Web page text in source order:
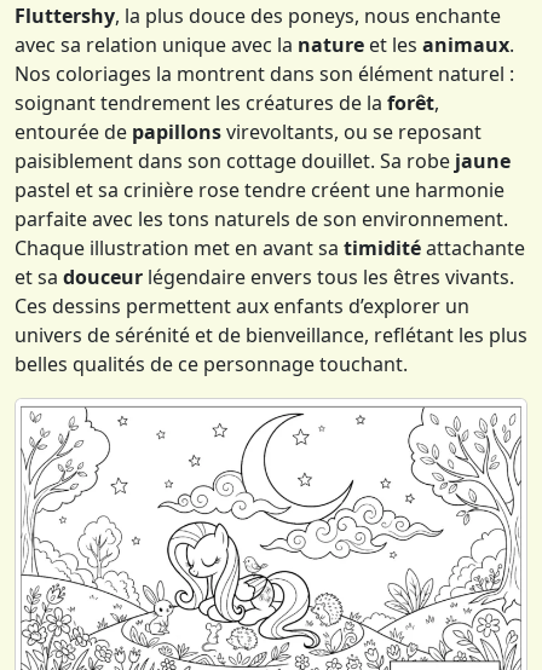
Fluttershy, la plus douce des poneys, nous enchante
avec sa relation unique avec la nature et les animaux.
Nos coloriages la montrent dans son élément naturel :
soignant tendrement les créatures de la forêt,
entourée de papillonsvirevoltants, ou se reposant
paisiblement dans son cottage douillet. Sa robe jaune
pastel et sa crinière rose tendre créent une harmonie
parfaite avec les tons naturels de son environnement.
Chaque illustration met en avant sa timiditéattachante
et sa douceur légendaire envers tous les êtres vivants.
Ces dessins permettent aux enfants d’explorer un
univers de sérénité et de bienveillance, reflétant les plus
belles qualités de ce personnage touchant.